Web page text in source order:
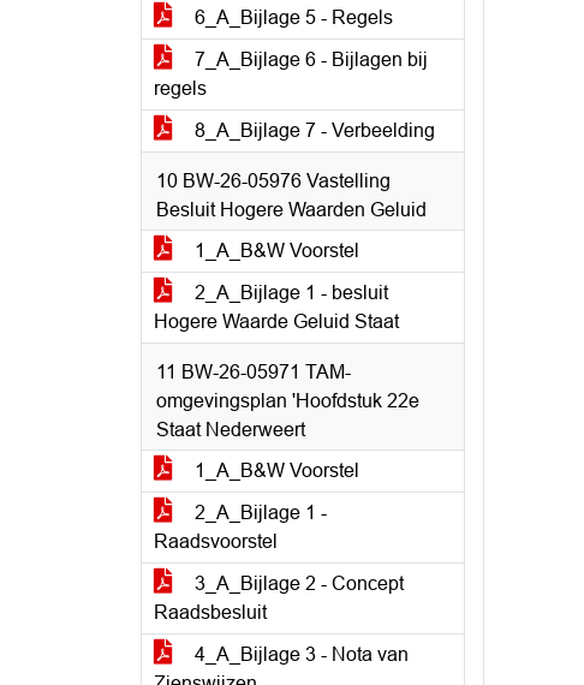
6_A_Bijlage 5 - Regels
7_A_Bijlage 6 - Bijlagen bij
regels
8_A_Bijlage 7 - Verbeelding
10 BW-26-05976 Vastelling
Besluit Hogere Waarden Geluid
1_A_B&W Voorstel
2_A_Bijlage 1 - besluit
Hogere Waarde Geluid Staat
11 BW-26-05971 TAM-
omgevingsplan 'Hoofdstuk 22e
Staat Nederweert
1_A_B&W Voorstel
2_A_Bijlage 1 -
Raadsvoorstel
3_A_Bijlage 2 - Concept
Raadsbesluit
4_A_Bijlage 3 - Nota van